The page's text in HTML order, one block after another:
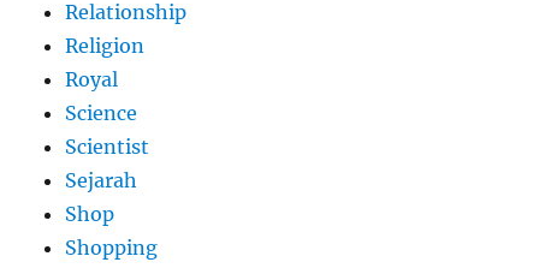
Relationship
Religion
Royal
Science
Scientist
Sejarah
Shop
Shopping